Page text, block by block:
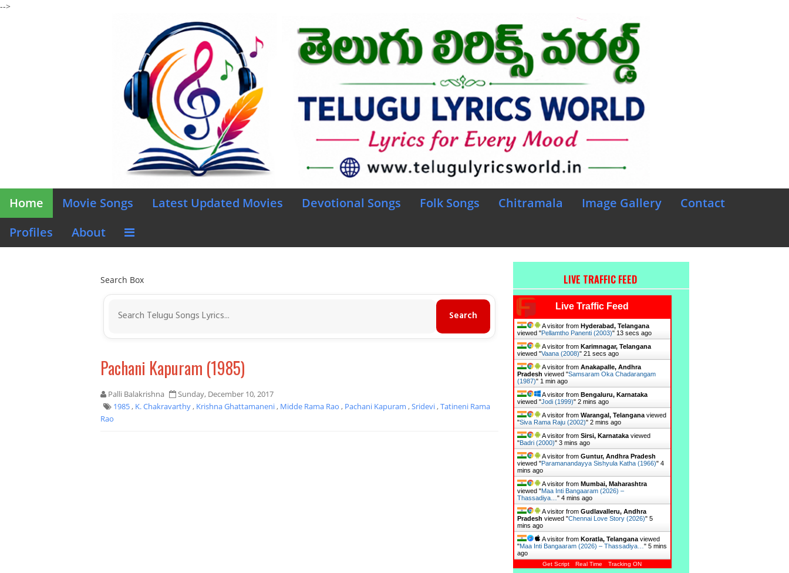
-->
Home Movie Songs Latest Updated Movies Devotional Songs Folk Songs Chitramala Image Gallery
Contact
Profiles
About
Search Box
Pachani Kapuram (1985)
Palli Balakrishna
Sunday, December 10, 2017
1985, K. Chakravarthy, Krishna Ghattamaneni, Midde Rama Rao , Pachani Kapuram ,Sridevi,Tatineni Rama
Rao
LIVE TRAFFIC FEED
Live Traffic Feed
A visitor from Hyderabad, Telangana
viewed "Pellamtho Panenti (2003)" 15 secs ago
A visitor from Karimnagar, Telangana
viewed "Vaana (2008)" 23 secs ago
A visitor from Anakapalle, Andhra
Pradesh viewed "Samsaram Oka Chadarangam
(1987)" 1 min ago
A visitor from Bengaluru, Karnataka
viewed "Jodi (1999)" 2 mins ago
A visitor from Warangal, Telanganaviewed
"Siva Rama Raju (2002)" 2 mins ago
A visitor from Sirsi, Karnatakaviewed
"Badri (2000)" 3 mins ago
A visitor from Guntur, Andhra Pradesh
viewed "Paramanandayya Sishyula Katha (1966)" 4
mins ago
A visitor from Mumbai, Maharashtra
viewed "Maa Inti Bangaaram (2026) –
Thassadiya… " 4 mins ago
A visitor from Gudlavalleru, Andhra
Pradesh viewed "Chennai Love Story (2026)" 5
mins ago
A visitor from Koratla, Telanganaviewed
"Maa Inti Bangaaram (2026) – Thassadiya… " 5 mins
ago
Get Script Real Time Tracking ON